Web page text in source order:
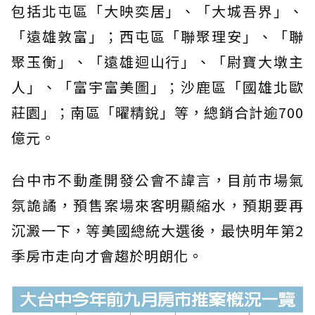
包括北屯區「大映奕居」、「大城吾界」、
「遠雄敦富」；西屯區「聯聚理安」、「聯
聚玉衡」、「遠雄迴山行」、「尉寶大墩主
人」、「富宇富美圖」；沙鹿區「國雄北歐
莊園」；南區「曜精銳」等，總銷合計逾700
億元。
台中市不動產開發公會不諱言，目前市場氣
氛詭譎，預售案場來客明顯縮水，預期要再
沉澱一下，等美國總統大選後，最快明年第2
季房市走向才會趨於明朗化。